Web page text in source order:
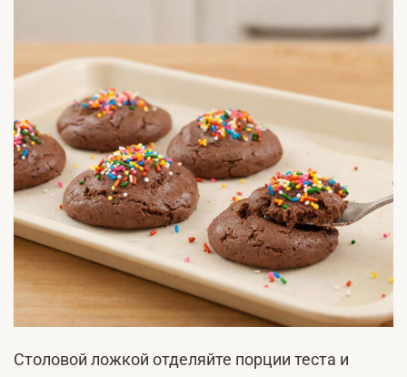
Столовой ложкой отделяйте порции теста и